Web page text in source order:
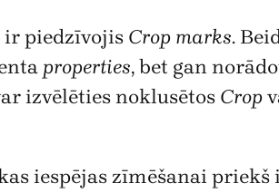
ir piedzīvojis Crop marks.
properties, bet gan
izvēlēties noklusētos Crop
iespējas zīmēšanai